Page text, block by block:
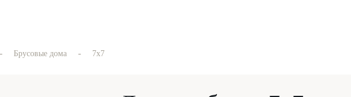
- Брусовые дома - 7х7